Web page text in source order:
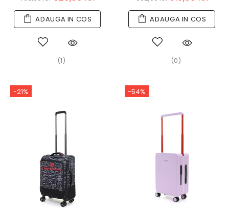
ADAUGA IN COS
(1)
ADAUGA IN COS
(0)
-21% -54%